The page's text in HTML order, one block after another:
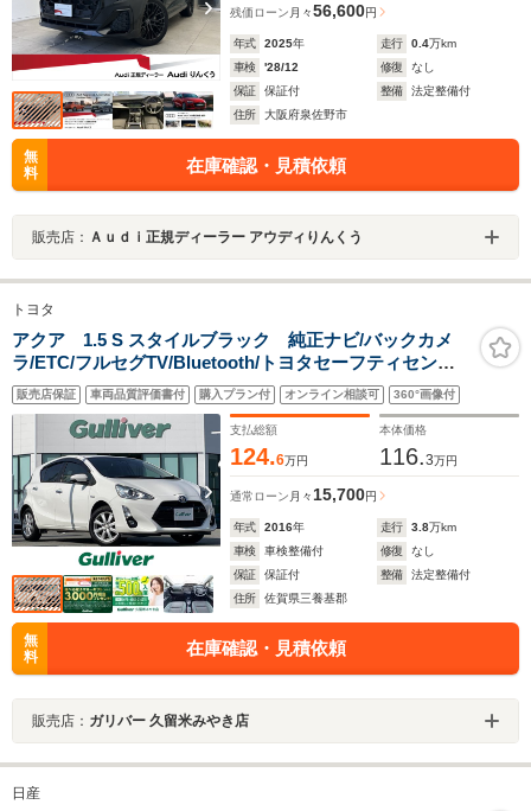
残価ローン 月々56,600円
年式 2025年 走行 0.4万km
車検
'28/12 修復
なし
保証
保証付 整備
法定整備付
住所
大阪府泉佐野市
無
料
在庫確認・見積依頼
販売店： Ａｕｄｉ正規ディーラー アウディりんくう
トヨタ
アクア 1.5 S スタイルブラック 純正ナビ/バックカメ
ラ/ETC/フルセグTV/Bluetooth/トヨタセーフティセンス
C/LEDヘッドライト/スペアキー/ドアバイザー/純正フロア
マット/革巻ステアリング/ISOFIX/純正15インチアルミホ
販売店保証 車両品質評価書付 購入プラン付 オンライン相談可 360°画像付
支払総額
124.6万円
本体価格
116.3万円
通常ローン 月々 15,700円
年式 2016年 走行 3.8万km
車検
車検整備付 修復
なし
保証
保証付 整備
法定整備付
住所
佐賀県三養基郡
無
料
在庫確認・見積依頼
販売店： ガリバー 久留米みやき店
日産